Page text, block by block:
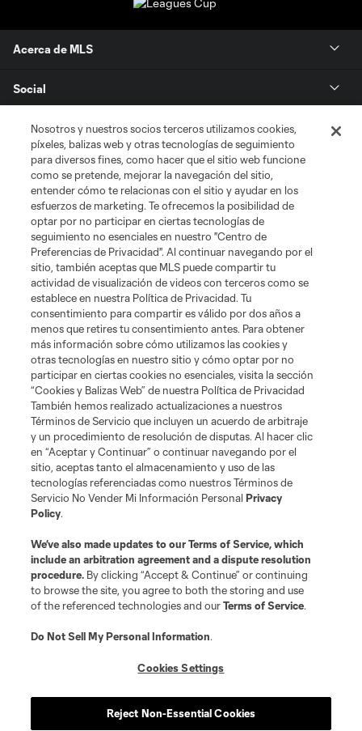
Acerca de MLS
Social
Tienda
Club Sites
Términos de servicio Política de privacidad
No vender mi información
Cookies Settings
©2026 MLS. El nombre y escudo de la Major League Soccer y MLS son
marcas registradas de League Soccer, L.L.C. (“MLS”). Los nombres y logos
de los equipos de la MLS están registrados y son marcas bajo ley común
de la MLS o son usadas con el permiso de sus propietarios. Uso
desautorizado está prohibido.
Nosotros y nuestros socios terceros utilizamos cookies,
píxeles, balizas web y otras tecnologías de seguimiento
para diversos fines, como hacer que el sitio web funcione
como se pretende, mejorar la navegación del sitio,
entender cómo te relacionas con el sitio y ayudar en los
esfuerzos de marketing. Te ofrecemos la posibilidad de
optar por no participar en ciertas tecnologías de
seguimiento no esenciales en nuestro "Centro de
Preferencias de Privacidad". Al continuar navegando por el
sitio, también aceptas que MLS puede compartir tu
actividad de visualización de videos con terceros como se
establece en nuestra Política de Privacidad. Tu
consentimiento para compartir es válido por dos años a
menos que retires tu consentimiento antes. Para obtener
más información sobre cómo utilizamos las cookies y
otras tecnologías en nuestro sitio y cómo optar por no
participar en ciertas cookies no esenciales, visita la sección
“Cookies y Balizas Web” de nuestra Política de Privacidad
También hemos realizado actualizaciones a nuestros
Términos de Servicio que incluyen un acuerdo de arbitraje
y un procedimiento de resolución de disputas. Al hacer clic
en “Aceptar y Continuar” o continuar navegando por el
sitio, aceptas tanto el almacenamiento y uso de las
tecnologías referenciadas como nuestros Términos de
Servicio No Vender Mi Información PersonalPrivacy
Policy.
We’ve also made updates to ourTerms of Service, which
include an arbitration agreement and a dispute resolution
procedure. By clicking “Accept & Continue” or continuing
to browse the site, you agree to both the storing and use
of the referenced technologies and ourTerms of Service.
Do Not Sell My Personal Information.
Cookies Settings
Reject Non-Essential Cookies